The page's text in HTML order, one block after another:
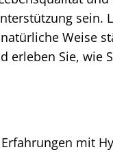
Weise
erleben Sie,
mit